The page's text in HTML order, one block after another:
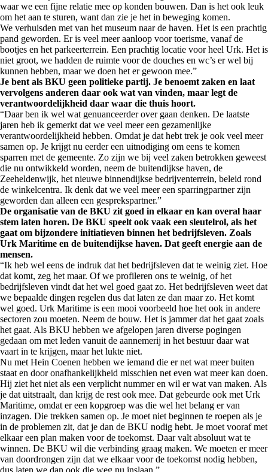
waar we een fijne relatie mee op konden bouwen. Dan is het ook leuk
om het aan te sturen, want dan zie je het in beweging komen.
We verhuisden met van het museum naar de haven. Het is een prachtig
pand geworden. Er is veel meer aanloop voor toerisme, vanaf de
bootjes en het parkeerterrein. Een prachtig locatie voor heel Urk. Het is
niet groot, we hadden de ruimte voor de douches en wc’s er wel bij
kunnen hebben, maar we doen het er gewoon mee.”
Je bent als BKU geen politieke partij. Je benoemt zaken en laat
vervolgens anderen daar ook wat van vinden, maar legt de
verantwoordelijkheid daar waar die thuis hoort.
“Daar ben ik wel wat genuanceerder over gaan denken. De laatste
jaren heb ik gemerkt dat we veel meer een gezamenlijke
verantwoordelijkheid hebben. Omdat je dat hebt trek je ook veel meer
samen op. Je krijgt nu eerder een uitnodiging om eens te komen
sparren met de gemeente. Zo zijn we bij veel zaken betrokken geweest
die nu ontwikkeld worden, neem de buitendijkse haven, de
Zeeheldenwijk, het nieuwe binnendijkse bedrijventerrein, beleid rond
de winkelcentra. Ik denk dat we veel meer een sparringpartner zijn
geworden dan alleen een gesprekspartner.”
De organisatie van de BKU zit goed in elkaar en kan overal haar
stem laten horen. De BKU speelt ook vaak een sleutelrol, als het
gaat om bijzondere initiatieven binnen het bedrijfsleven. Zoals
Urk Maritime en de buitendijkse haven. Dat geeft energie aan de
mensen.
“Ik heb wel eens de indruk dat het bedrijfsleven dat te weinig ziet. Hoe
dat komt, zeg het maar. Of we profileren ons te weinig, of het
bedrijfsleven vindt dat het wel goed gaat zo. Het bedrijfsleven weet dat
we bepaalde dingen regelen dus dat laten ze dan maar zo. Het komt
wel goed. Urk Maritime is een mooi voorbeeld hoe het ook in andere
sectoren zou moeten. Neem de bouw. Het is jammer dat het gaat zoals
het gaat. Als BKU hebben we afgelopen jaren diverse pogingen
gedaan om met leden vanuit de aannemerij in het bestuur daar wat
vaart in te krijgen, maar het lukte niet.
Nu met Hein Coenen hebben we iemand die er net wat meer buiten
staat en door onafhankelijkheid misschien net even wat meer kan doen.
Hij ziet het niet als een verplicht nummer en wil er wat van maken. Als
je dat uitstraalt, dan krijg de rest ook mee. Dat gebeurde ook met Urk
Maritime, omdat er een kopgroep was die wel het belang er van
inzagen. Die trekken samen op. Je moet niet beginnen te roepen als je
in de problemen zit, dat je dan de BKU nodig hebt. Je moet vooraf met
elkaar een plan maken voor de toekomst. Daar valt absoluut wat te
winnen. De BKU wil die verbinding graag maken. We moeten er meer
van doordrongen zijn dat we elkaar voor de toekomst nodig hebben,
dus laten we dan ook die weg nu inslaan.”